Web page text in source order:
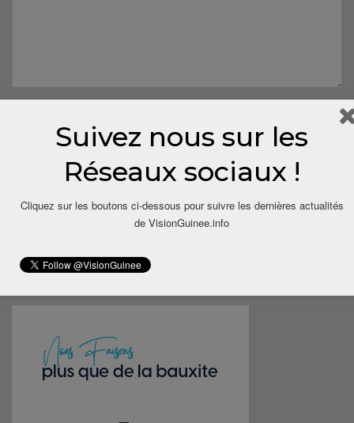
Save my name, email, and website in this browser for the next
Suivez nous sur les
Réseaux sociaux !
Cliquez sur les boutons ci-dessous pour suivre les dernières actualités
de VisionGuinee.info